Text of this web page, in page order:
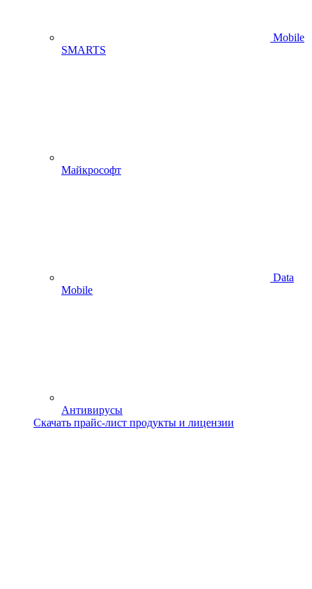
Mobile
SMARTS
Майкрософт
Data
Mobile
Антивирусы
Скачать прайс-лист продукты и лицензии